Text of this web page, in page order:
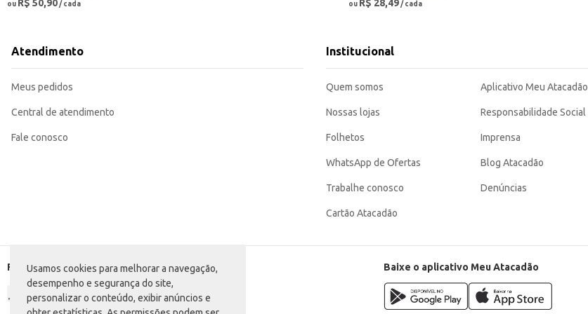
Usamos cookies para melhorar a navegação,
desempenho e segurança do site,
personalizar o conteúdo, exibir anúncios e
ou R$ 50,90/ cada ou R$ 28,49/ cada
Atendimento
Meus pedidos
Central de atendimento
Fale conosco
Institucional
Quem somos
Nossas lojas
Folhetos
WhatsApp de Ofertas
Trabalhe conosco
Cartão Atacadão
Aplicativo Meu Atacadão
Responsabilidade Social
Imprensa
Blog Atacadão
Denúncias
Formas de pagamento Baixe o aplicativo Meu Atacadão